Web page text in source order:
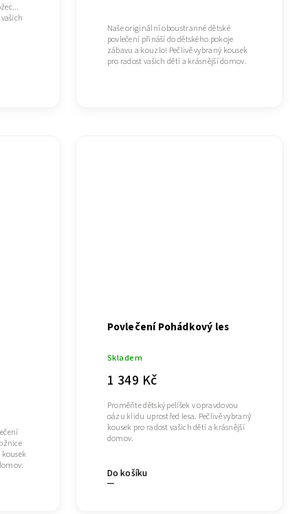
Naše originální oboustranné dětské
povlečení přináší do dětského pokoje
zábavu a kouzlo! Pečlivě vybraný kousek
pro radost vašich dětí a krásnější domov.
Povlečení Pohádkový les
Skladem
1 349 Kč
Do košíku
Proměňte dětský pelíšek v opravdovou
oázu klidu uprostřed lesa. Pečlivě vybraný
kousek pro radost vašich dětí a krásnější
domov.